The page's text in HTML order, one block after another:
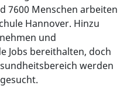
7600 Menschen arbeiten
Hannover. Hinzu
und
Jobs bereithalten, doch
werden